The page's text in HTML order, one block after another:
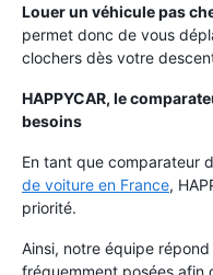
Louer un véhicule pas
permet donc de vous
clochers dès votre
HAPPYCAR, le
besoins
En tant que comparateur
de voiture en France,
priorité.
Ainsi, notre équipe
fréquemment posées afin